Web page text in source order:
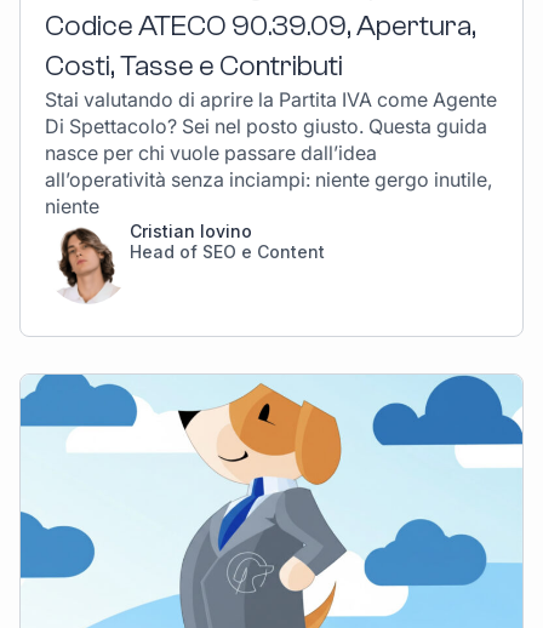
Codice ATECO 90.39.09, Apertura,
Costi, Tasse e Contributi
Stai valutando di aprire la Partita IVA come Agente
Di Spettacolo? Sei nel posto giusto. Questa guida
nasce per chi vuole passare dall’idea
all’operatività senza inciampi: niente gergo inutile,
niente
Cristian Iovino
Head of SEO e Content